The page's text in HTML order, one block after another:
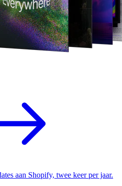
aan Shopify, twee keer per jaar.